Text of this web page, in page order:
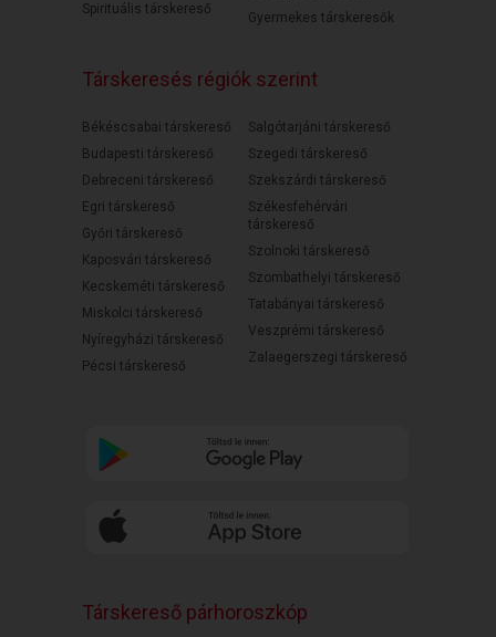
Spirituális társkereső
Gyermekes társkeresők
Társkeresés régiók szerint
Békéscsabai társkereső
Budapesti társkereső
Debreceni társkereső
Egri társkereső
Győri társkereső
Kaposvári társkereső
Kecskeméti társkereső
Miskolci társkereső
Nyíregyházi társkereső
Pécsi társkereső
Salgótarjáni társkereső
Szegedi társkereső
Szekszárdi társkereső
Székesfehérvári
társkereső
Szolnoki társkereső
Szombathelyi társkereső
Tatabányai társkereső
Veszprémi társkereső
Zalaegerszegi társkereső
Társkereső párhoroszkóp